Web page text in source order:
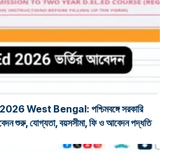
West Bengal: পশ্চিমবঙ্গে সরকারি
শুরু, যোগ্যতা, বয়সসীমা, ফি ও আবেদন পদ্ধতি